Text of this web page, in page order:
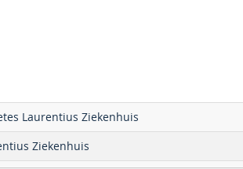
Laurentius Ziekenhuis
Ziekenhuis